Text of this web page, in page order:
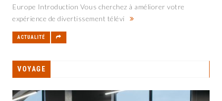
Europe Introduction Vous cherchez à améliorer votre
expérience de divertissement télévi
ACTUALITÉ
VOYAGE